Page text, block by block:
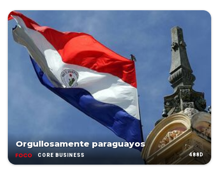
Orgullosamente paraguayos
CORE BUSINESS 488D